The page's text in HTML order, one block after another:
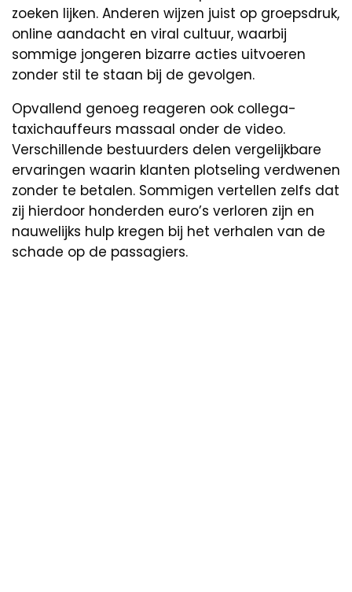
zoeken lijken. Anderen wijzen juist op groepsdruk,
online aandacht en viral cultuur, waarbij
sommige jongeren bizarre acties uitvoeren
zonder stil te staan bij de gevolgen.
Opvallend genoeg reageren ook collega-
taxichauffeurs massaal onder de video.
Verschillende bestuurders delen vergelijkbare
ervaringen waarin klanten plotseling verdwenen
zonder te betalen. Sommigen vertellen zelfs dat
zij hierdoor honderden euro’s verloren zijn en
nauwelijks hulp kregen bij het verhalen van de
schade op de passagiers.